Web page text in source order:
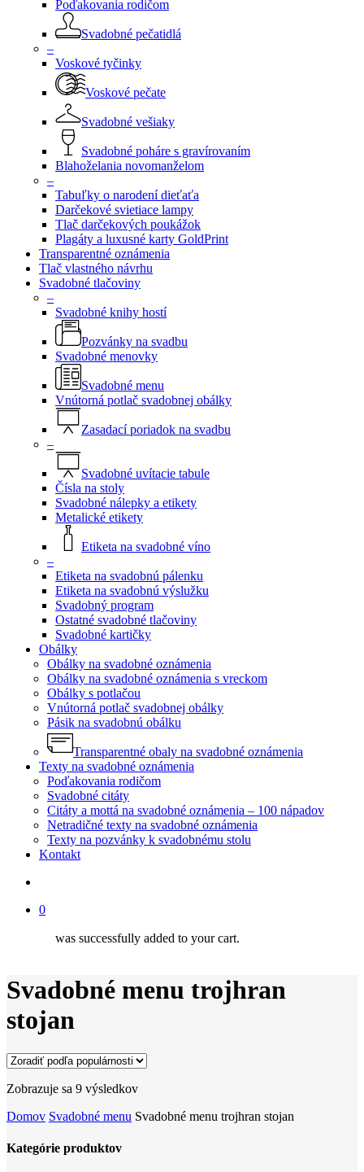
Poďakovania rodičom
Svadobné pečatidlá
–
Voskové tyčinky
Voskové pečate
Svadobné vešiaky
Svadobné poháre s gravírovaním
Blahoželania novomanželom
–
Tabuľky o narodení dieťaťa
Darčekové svietiace lampy
Tlač darčekových poukážok
Plagáty a luxusné karty GoldPrint
Transparentné oznámenia
Tlač vlastného návrhu
Svadobné tlačoviny
–
Svadobné knihy hostí
Pozvánky na svadbu
Svadobné menovky
Svadobné menu
Vnútorná potlač svadobnej obálky
Zasadací poriadok na svadbu
–
Svadobné uvítacie tabule
Čísla na stoly
Svadobné nálepky a etikety
Metalické etikety
Etiketa na svadobné víno
–
Etiketa na svadobnú pálenku
Etiketa na svadobnú výslužku
Svadobný program
Ostatné svadobné tlačoviny
Svadobné kartičky
Obálky
Obálky na svadobné oznámenia
Obálky na svadobné oznámenia s vreckom
Obálky s potlačou
Vnútorná potlač svadobnej obálky
Pásik na svadobnú obálku
Transparentné obaly na svadobné oznámenia
Texty na svadobné oznámenia
Poďakovania rodičom
Svadobné citáty
Citáty a mottá na svadobné oznámenia – 100 nápadov
Netradičné texty na svadobné oznámenia
Texty na pozvánky k svadobnému stolu
Kontakt
0
was successfully added to your cart.
Svadobné menu trojhran
stojan
Zobrazuje sa 9 výsledkovZoradené
popularity
Domov Svadobné menu Svadobné menu trojhran stojan
Kategórie produktov